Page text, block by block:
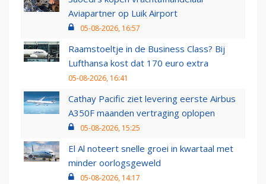
Aviapartner op Luik Airport
05-08-2026, 16:57
Raamstoeltje in de Business Class? Bij
Lufthansa kost dat 170 euro extra
05-08-2026, 16:41
Cathay Pacific ziet levering eerste Airbus
A350F maanden vertraging oplopen
05-08-2026, 15:25
El Al noteert snelle groei in kwartaal met
minder oorlogsgeweld
05-08-2026, 14:17